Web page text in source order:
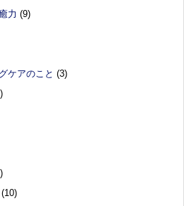
力 (9)
ケアのこと (3)
(10)